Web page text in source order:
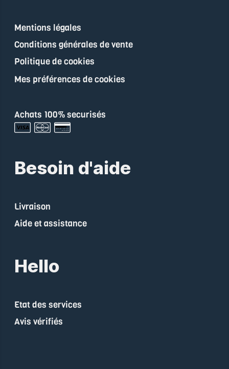
Mentions légales
Conditions générales de vente
Politique de cookies
Mes préférences de cookies
Achats 100% securisés
Besoin d'aide
Livraison
Aide et assistance
Hello
Etat des services
Avis vérifiés